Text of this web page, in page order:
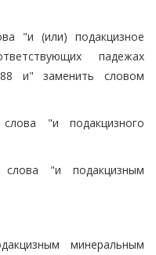
"и (или) подакцизное
падежах
и" заменить словом
"и подакцизного
"и подакцизным
минеральным